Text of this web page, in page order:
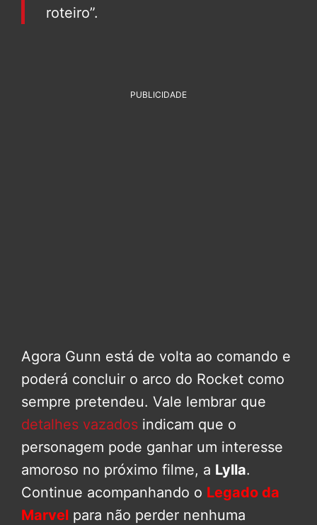
roteiro”.
PUBLICIDADE
Agora Gunn está de volta ao comando e
poderá concluir o arco do Rocket como
sempre pretendeu. Vale lembrar que
detalhes vazados indicam que o
personagem pode ganhar um interesse
amoroso no próximo filme, a Lylla.
Continue acompanhando o Legado da
Marvel para não perder nenhuma